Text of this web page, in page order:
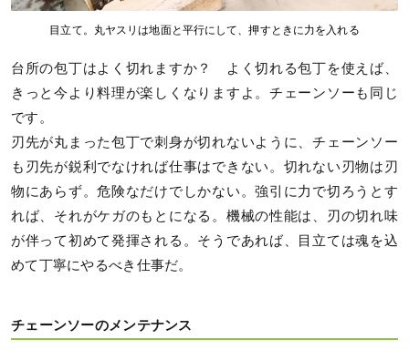
目立て。丸ヤスリは地面と平行にして、押すときに力を入れる
台所の包丁はよく切れますか？ よく切れる包丁を使えば、
きっと今より料理が楽しくなりますよ。チェーンソーも同じ
です。
刃先が丸まった包丁で刺身が切れないように、チェーンソー
も刃先が鋭利でなければ仕事はできない。切れない刃物は刃
物にあらず。危険なだけでしかない。強引に力で切ろうとす
れば、それがケガのもとになる。機械の性能は、刃の切れ味
が伴って初めて発揮される。そうであれば、目立ては魂を込
めて丁寧にやるべき仕事だ。
チェーンソーのメンテナンス